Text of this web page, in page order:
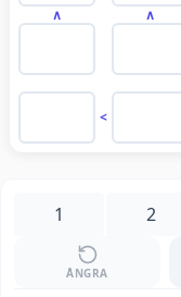
<
∧ ∧
1 2
ÅNGRA